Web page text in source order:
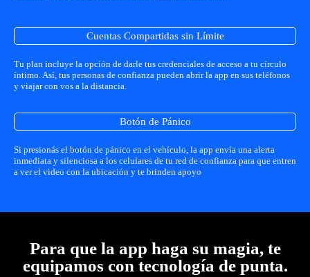
Cuentas Compartidas sin Límite
Tu plan incluye la opción de darle tus credenciales de acceso a tu círculo
íntimo. Así, tus personas de confianza pueden abrir la app en sus teléfonos
y viajar con vos a la distancia.
Botón de Pánico
Si presionás el botón de pánico en el vehículo, la app envía una alerta
inmediata y silenciosa a los celulares de tu red de confianza para que entren
a ver el video con la ubicación y te brinden apoyo
Para que la app haga su magia, te
equipamos con tecnología de punta.